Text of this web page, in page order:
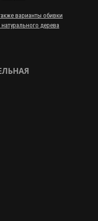
варианты обивки
дерева